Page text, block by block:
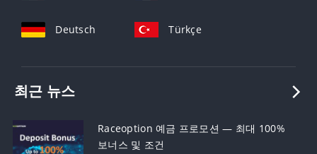
Deutsch Türkçe
최근 뉴스
Raceoption 예금 프로모션 — 최대 100%
보너스 및 조건